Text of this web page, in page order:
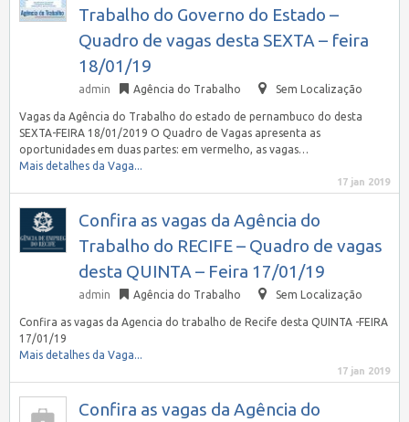
Trabalho do Governo do Estado –
Quadro de vagas desta SEXTA – feira
18/01/19
admin Agência do Trabalho Sem Localização
Vagas da Agência do Trabalho do estado de pernambuco do desta
SEXTA-FEIRA 18/01/2019 O Quadro de Vagas apresenta as
oportunidades em duas partes: em vermelho, as vagas…
Mais detalhes da Vaga...
17 jan 2019
Confira as vagas da Agência do
Trabalho do RECIFE – Quadro de vagas
desta QUINTA – Feira 17/01/19
admin Agência do Trabalho Sem Localização
Confira as vagas da Agencia do trabalho de Recife desta QUINTA -FEIRA
17/01/19
Mais detalhes da Vaga...
17 jan 2019
Confira as vagas da Agência do